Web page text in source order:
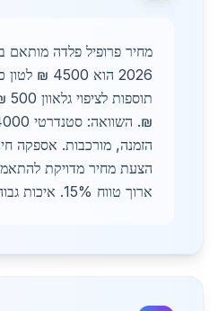
מחיר פרופיל פלדה מותאם
2026 הוא
הזמנה, מורכבות. אספקה
הצעת מחיר מדויקת
ארוך טווח 15%. איכות גבוהה, אחריות שנה.